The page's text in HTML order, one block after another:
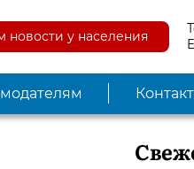
у населения